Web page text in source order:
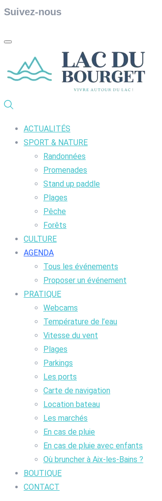
Suivez-nous
ACTUALITÉS
SPORT & NATURE
Randonnées
Promenades
Stand up paddle
Plages
Pêche
Forêts
CULTURE
AGENDA
Tous les événements
Proposer un événement
PRATIQUE
Webcams
Température de l’eau
Vitesse du vent
Plages
Parkings
Les ports
Carte de navigation
Location bateau
Les marchés
En cas de pluie
En cas de pluie avec enfants
Où bruncher à Aix-les-Bains ?
BOUTIQUE
CONTACT